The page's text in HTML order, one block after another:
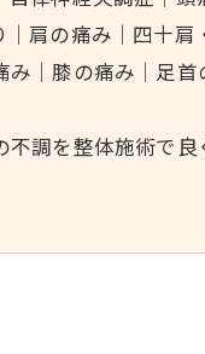
肩の痛み｜四十
｜膝の痛み｜足
調を整体施術で